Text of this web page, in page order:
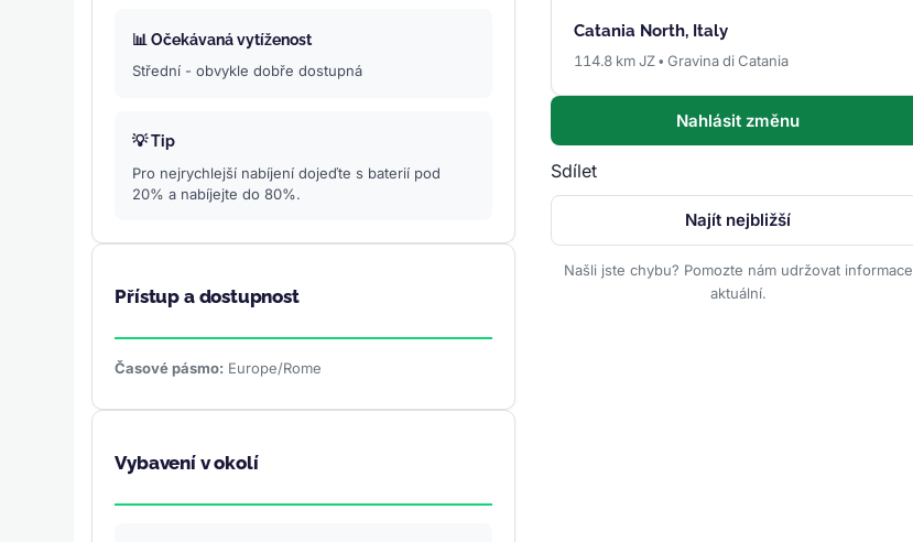
📊 Očekávaná vytíženost
Střední - obvykle dobře dostupná
💡 Tip
Pro nejrychlejší nabíjení dojeďte s baterií pod
20% a nabíjejte do 80%.
Přístup a dostupnost
Časové pásmo: Europe/Rome
Vybavení v okolí
Catania North, Italy
114.8 km JZ • Gravina di Catania
Nahlásit změnu
Sdílet
Najít nejbližší
Našli jste chybu? Pomozte nám udržovat informace
aktuální.